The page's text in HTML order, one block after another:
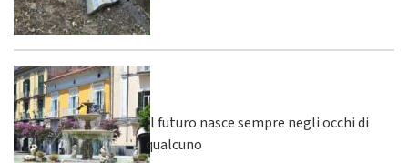
Il futuro nasce sempre negli occhi di
qualcuno